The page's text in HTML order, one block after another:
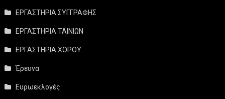
ΕΡΓΑΣΤΗΡΙΑ ΣΥΓΓΡΑΦΗΣ
ΕΡΓΑΣΤΗΡΙΑ ΤΑΙΝΙΩΝ
ΕΡΓΑΣΤΗΡΙΑ ΧΟΡΟΥ
Έρευνα
Ευρωεκλογές